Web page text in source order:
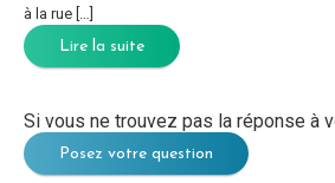
à la rue […]
Lire la suite
Si vous ne trouvez pas la réponse à
Posez votre question